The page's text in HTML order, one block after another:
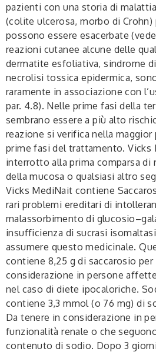
pazienti con una storia di
(colite ulcerosa, morbo di
possono essere esacerbate
reazioni cutanee alcune delle
dermatite esfoliativa, sindrome
necrolisi tossica epidermica,
raramente in associazione con
par. 4.8). Nelle prime fasi della
sembrano essere a più alto
reazione si verifica nella maggior
prime fasi del trattamento. Vicks
interrotto alla prima comparsa di
della mucosa o qualsiasi altro
Vicks MediNait contiene
rari problemi ereditari di
malassorbimento di
insufficienza di sucrasi
assumere questo medicinale.
contiene 8,25 g di saccarosio
considerazione in persone
nel caso di diete ipocaloriche.
contiene 3,3 mmol (o 76 mg) di
Da tenere in considerazione in
funzionalità renale o che
contenuto di sodio. Dopo 3